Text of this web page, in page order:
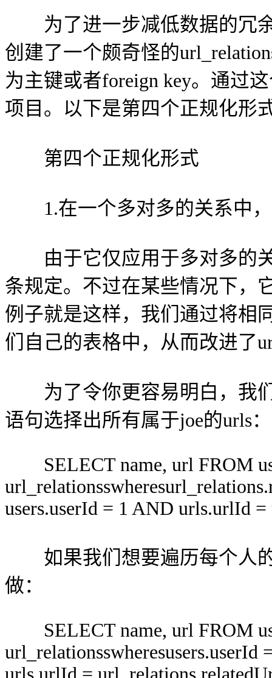
为了进一步减低数据的冗余
创建了一个颇奇怪的
为主键或者foreign key。通过
项目。以下是第四个正规化形
第四个正规化形式
1.在一个多对多的关系中，
由于它仅应用于多对多的关
条规定。不过在某些情况下，
例子就是这样，我们通过将相
们自己的表格中，从而改进了
为了令你更容易明白，我们
语句选择出所有属于joe的urls：
SELECT name, url FROM
users.userId = 1 AND urls.urlId
如果我们想要遍历每个人的
做：
SELECT name, url FROM